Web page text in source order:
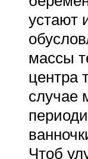
устают
массы
центра
случае
Чтоб